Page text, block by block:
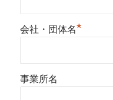
会社・団体名*
事業所名